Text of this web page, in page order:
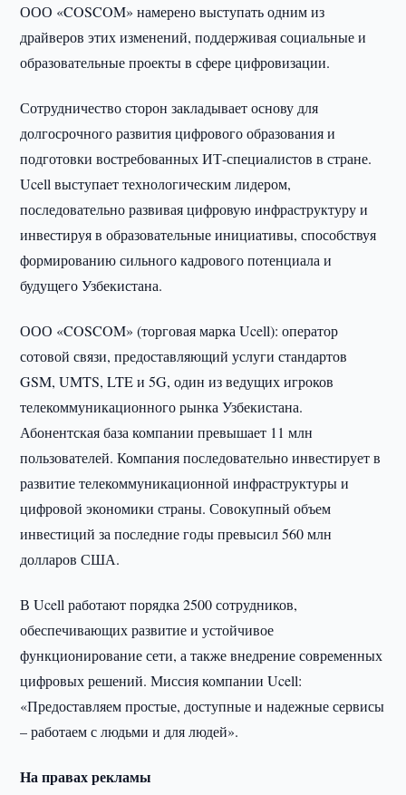
ООО «COSCOM» намерено выступать одним из
драйверов этих изменений, поддерживая социальные и
образовательные проекты в сфере цифровизации.
Сотрудничество сторон закладывает основу для
долгосрочного развития цифрового образования и
подготовки востребованных ИТ-специалистов в стране.
Ucell выступает технологическим лидером,
последовательно развивая цифровую инфраструктуру и
инвестируя в образовательные инициативы, способствуя
формированию сильного кадрового потенциала и
будущего Узбекистана.
ООО «COSCOM» (торговая марка Ucell): оператор
сотовой связи, предоставляющий услуги стандартов
GSM, UMTS, LTE и 5G, один из ведущих игроков
телекоммуникационного рынка Узбекистана.
Абонентская база компании превышает 11 млн
пользователей. Компания последовательно инвестирует в
развитие телекоммуникационной инфраструктуры и
цифровой экономики страны. Совокупный объем
инвестиций за последние годы превысил 560 млн
долларов США.
В Ucell работают порядка 2500 сотрудников,
обеспечивающих развитие и устойчивое
функционирование сети, а также внедрение современных
цифровых решений. Миссия компании Ucell:
«Предоставляем простые, доступные и надежные сервисы
– работаем с людьми и для людей».
На правах рекламы